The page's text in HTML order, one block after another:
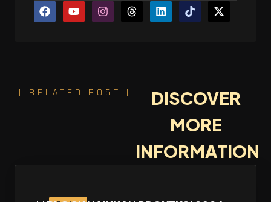
[ RELATED POST ]
DISCOVER
MORE
INFORMATION